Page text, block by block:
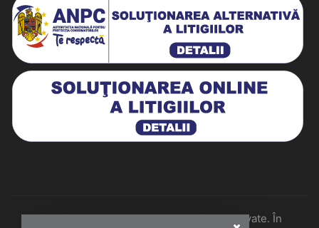
Historiarum 2026 - Toate drepturile rezervate. În